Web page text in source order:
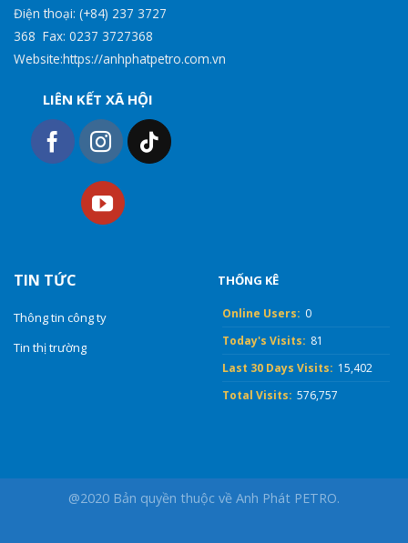
Điện thoại: (+84) 237 3727
368 Fax: 0237 3727368
Website:https://anhphatpetro.com.vn
LIÊN KẾT XÃ HỘI
TIN TỨC
Thông tin công ty
Tin thị trường
THỐNG KÊ
Online Users: 0
Today's Visits: 81
Last 30 Days Visits: 15,402
Total Visits: 576,757
@2020 Bản quyền thuộc về Anh Phát PETRO.